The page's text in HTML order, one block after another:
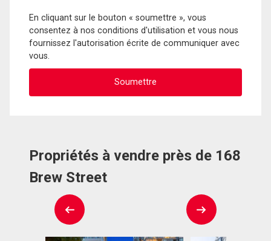
En cliquant sur le bouton « soumettre », vous
consentez à nos conditions d'utilisation et vous nous
fournissez l'autorisation écrite de communiquer avec
vous.
Propriétés à vendre près de 168
Brew Street